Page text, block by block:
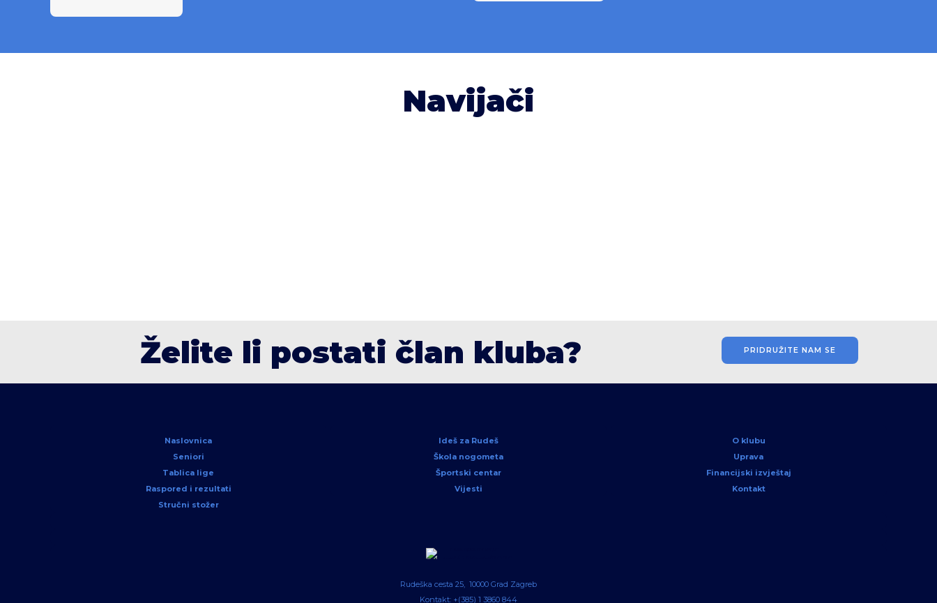
prvoligašku
Navijači
Želite li postati član kluba? PRIDRUŽITE NAM SE
Naslovnica
Seniori
Tablica lige
Raspored i rezultati
Stručni stožer
Ideš za Rudeš
Škola nogometa
Športski centar
Vijesti
O klubu
Uprava
Financijski izvještaj
Kontakt
Rudeška cesta 25, 10000 Grad Zagreb
Kontakt: +(385) 1 3860 844